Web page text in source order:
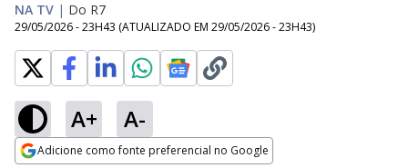
NA TV | Do R7
29/05/2026 - 23H43 (ATUALIZADO EM 29/05/2026 - 23H43)
A+ A-
Adicione como fonte preferencial no Google
Ativar
Loaded:
40.38%